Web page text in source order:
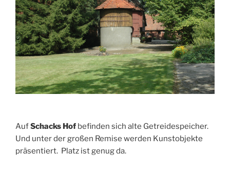
AufSchacks Hof befinden sich alte Getreidespeicher.
Und unter der großen Remise werden Kunstobjekte
präsentiert. Platz ist genug da.